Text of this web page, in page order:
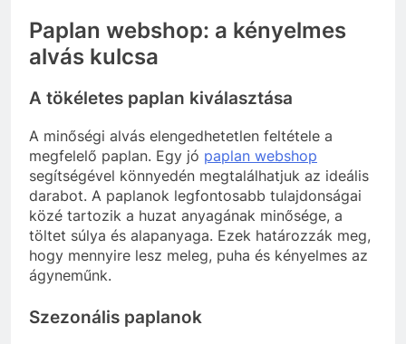
Paplan webshop: a kényelmes
alvás kulcsa
A tökéletes paplan kiválasztása
A minőségi alvás elengedhetetlen feltétele a
megfelelő paplan. Egy jó paplan webshop
segítségével könnyedén megtalálhatjuk az ideális
darabot. A paplanok legfontosabb tulajdonságai
közé tartozik a huzat anyagának minősége, a
töltet súlya és alapanyaga. Ezek határozzák meg,
hogy mennyire lesz meleg, puha és kényelmes az
ágyneműnk.
Szezonális paplanok